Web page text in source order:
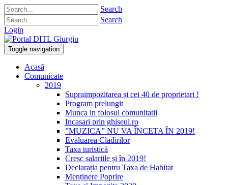
Search
Search
Login
Toggle navigation
Acasă
Comunicate
2019
Supraimpozitarea și cei 40 de proprietari !
Program prelungit
Munca in folosul comunitatii
Incasari prin ghiseul.ro
”MUZICA” NU VA ÎNCETA ÎN 2019!
Evaluarea Cladirilor
Taxa turistică
Cresc salariile și în 2019!
Declarația pentru Taxa de Habitat
Menținere Poprire